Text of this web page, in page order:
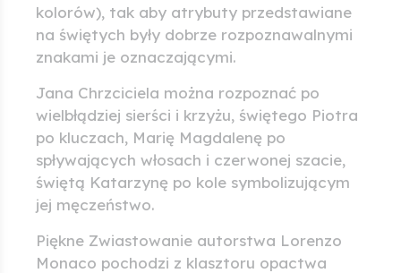
kolorów), tak aby atrybuty przedstawiane
na świętych były dobrze rozpoznawalnymi
znakami je oznaczającymi.
Jana Chrzciciela można rozpoznać po
wielbłądziej sierści i krzyżu, świętego Piotra
po kluczach, Marię Magdalenę po
spływających włosach i czerwonej szacie,
świętą Katarzynę po kole symbolizującym
jej męczeństwo.
Piękne Zwiastowanie autorstwa Lorenzo
Monaco pochodzi z klasztoru opactwa